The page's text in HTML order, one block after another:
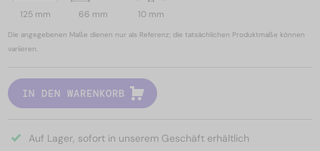
125 mm 66 mm 10 mm
Die angegebenen Maße dienen nur als Referenz; die tatsächlichen Produktmaße können
variieren.
IN DEN WARENKORB
Auf Lager, sofort in unserem Geschäft erhältlich